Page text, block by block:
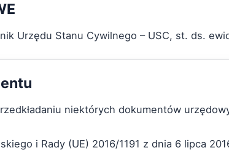
Urzędu Stanu Cywilnego – USC, st. ds.
niektórych dokumentów
i Rady (UE) 2016/1191 z dnia 6 lipca